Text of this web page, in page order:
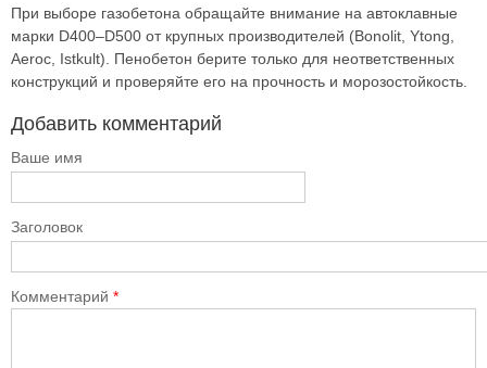
При выборе газобетона обращайте внимание на автоклавные
марки D400–D500 от крупных производителей (Bonolit, Ytong,
Aeroc, Istkult). Пенобетон берите только для неответственных
конструкций и проверяйте его на прочность и морозостойкость.
Добавить комментарий
Ваше имя
Заголовок
Комментарий *